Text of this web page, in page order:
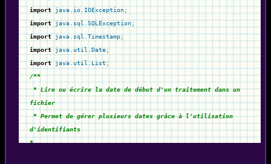
import java.io.IOException;
import java.sql.SQLException;
import java.sql.Timestamp;
import java.util.Date;
import java.util.List;
/**
* Lire ou écrire la date de début d'un traitement dans un
fichier
* Permet de gérer plusieurs dates grâce à l'utilisation
d'identifiants
*